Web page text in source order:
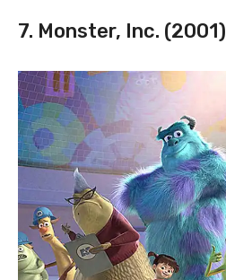
7. Monster, Inc. (2001)